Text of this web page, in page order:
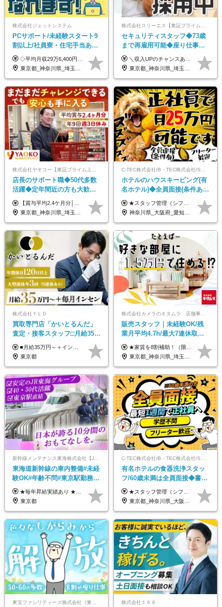
株式会社ジェットシステム
PCサポート/未経験スタート9
割以上/社員寮・住宅手当あり/
正社員デビューOK/20代～30
代活躍中/全国募集
◇平均月収29万6,400円(各種手当含む) ◇住宅手当⇒最大家賃の半額支給 ◇賞与年2回支給 ■月給22万5,000円以上＋地域手当＋時間外手当＋住宅手当＋家族手当 ※経験やスキルに応じて給与を決定します ※試用期間2ヶ月あり（期間内は時給1,060円以上となります） └地域により上がる可能性があり／例：東京都時給1,370円 └その他待遇に差異なし ＜モデル月収例＞ 1年目：296,400円 3年目：320,000円 【固定残業代について】 なし（残業代は、実際の労働時間に応じて別途全額支給）
東京都_神奈川県_埼玉県_千葉県_大阪府_愛知県_北海道_青森県_岩手県_宮城県_秋田県_山形県_福島県_茨城県_群馬県_新潟県_山梨県_長野県_富山県_石川県_静岡県_岐阜県_三重県_兵庫県_京都府_滋賀県_奈良県_和歌山県_広島県_岡山県_鳥取県_島根県_山口県_徳島県_香川県_愛媛県_高知県_福岡県_熊本県_佐賀県_長崎県_大分県_宮崎県_沖縄県
セキュリティスタッフ◆73歳
まで再雇用可能◆座り仕事中
心◆東証プライム上場G◆応
募者全員面接◆賞与年2回
＼収入UPのチャンスあり◎昇給も可能です！／ ◆正社員 月給(地域による）＋グレード手当、深夜手当、残業代（全額支給）等の各種手当＋賞与年2回 ＜東京都／神奈川県（横浜市）＞ 月給21万4000円～27万円 ＜埼玉県／千葉県＞ 月給19万90000円～25万1000円 ＜栃木県／茨城県／山梨県＞ 月給18万4000円～23万6000円 【試用期間】 正社員：3ヵ月 アルバイト：なし ※試用期間と本採用後の給与・待遇に差異はありません ※グレード手当、深夜手当の詳細額は面接にてご案内させていただきます ※正社員は60歳定年のため、60代の方は嘱託社員での採用です。給与条件は嘱託給与となり、退職金と賞与がありません ＼正社員は「グレード認定制」という評価あり！制度勤続年数等に応じて入社時から手当を支給／ ◆グレードI：＋2000円（入社時～） ◆グレードII：＋5000円（在籍1年以上＆当社基準に当てはまる方） ◆グレードIII：＋1万円（社内試験の合格者） ◆アルバイト・パート 東京都:時給1226円 神奈川県:時給1225円 千葉県：時給1140円 埼玉県:時給1141円 栃木県:1068円 茨城県:1074円 山梨県:1052円
東京都_神奈川県_埼玉県_千葉県_茨城県_栃木県_山梨県
店長のサポート職◆50代多数
活躍◆定年間近の方も大歓
迎！◆出勤はお昼から◆平均
賞与2.4ヶ月分◆残業少なめ
【賞与平均2.4ケ月分│決算賞与も20年以上連続で支給中！】 ＜月収例＞ 月収29万円（地域限定正社員／残業代・各種手当含む） 月収26万円（契約社員／残業代・各種手当含む） ◆月給：月給258,400円～361,500円＋残業代＋各種手当 ※給与は前職での経験、スキルを考慮し、決定します ※残業代は全額支給します ※契約社員としてご入社いただく方は、賞与額に差異あり。詳細は面接でお話しします ※試用期間3ヶ月あり。条件に変更はありません ※契約社員の場合：契約期間12カ月（更新あり） ※60歳未満でご入社いただいた方も、60歳になったタイミングで雇用形態は契約社員に切り替えとなります。
東京都_神奈川県_埼玉県_千葉県_茨城県_栃木県_群馬県
ホテルのハウスキーピング(有
名ホテル)◆全員面接(条件あ
り)◆未経験OK◆リゾート地
も選べる◆月25万円
★スタッフ管理（シフト調整など）の経験があれば【月給28万円以上】 ★賞与支給実績：基本給の2ヶ月分～3ヶ月分 ＝＝ライフスタイルに合わせて働き方を選べます＝＝ ■正社員 ＜未経験者＞月給25万円(寮なしの場合)～35万円＋賞与年2回 ＜経験者＞月給28万円～35万円＋賞与年2回 ※寮をご利用の場合は月給22万円～ ※経験やスキルに応じて決定します ※残業代全額支給 ※試用期間（3ヶ月間）中の雇用形態や待遇に差異はありません ※正社員の場合、転勤の可能性あり ■契約社員 月給22万円～＋残業代全額支給 ※契約社員の場合、賞与の支給および転勤の可能性はありません ※勤務時間や勤務日数の希望があればご相談に応じます ※試用期間なし ※契約の更新 有(勤務状況により判断する) 更新上限 有(通算契約期間の上限 1年/更新回数の上限 なし)
神奈川県_大阪府_愛知県_北海道_兵庫県_京都府_広島県_福岡県_大分県_宮崎県_鹿児島県_沖縄県
株式会社ＹＬＤ
買取専⾨店「かいとるんだ」
査定・接客スタッフ□⽉給35万
円以上＋毎⽉インセン□年休
120日以上□土日休み
■月給35万円～＋インセンティブ＋各種手当 ※固定残業代（月45時間分87,600円～）を含む。超過した場合は別途残業代を支給いたします ※経験・年齢などを考慮の上、決定します ※試用期間3ヶ月あり（待遇に変動なし）
東京都
株式会社カメラのキタムラ 店舗事業部【カメラのキタムラ】
販売スタッフ｜未経験OK/残
業月平均4.7h/最大7連休取得
可/全国募集/家賃8割を会社が
負担/賞与年2回
★家賃を8割補助！（限度額は地域により異なる） ※転勤による引っ越しが発生する場合 ＝＝＝＝＝＝＝＝＝＝＝＝＝＝＝＝＝＝＝＝＝＝＝ 例えば、家賃7.5万円なら6万円は会社で負担。 あなたが支払うのは、たったの1.5万円です！ 年間では自己負担額が約72万ほどお得になります！ ＝＝＝＝＝＝＝＝＝＝＝＝＝＝＝＝＝＝＝＝＝＝＝ 月給22万8,700円～26万3,100円＋賞与年2回（初回の支給は当社規定による）＋残業手当 ＜実際の給与例＞ *24歳:月給23万4,700円＋賞与年2回（初回の支給は当社規定による）＋残業手当＋諸手当 ※上記はあくまで参考月給です。ご経歴・年齢を考慮し、当社規定により決定します ※評価により昇給あり ※残業代は別途支給あり ※試用期間2ヶ月あり（期間中の給与・待遇に差異はありません） 【実在する社員の年収モデル】 年収530万円（30歳） 年収820万円（40歳） 【入社時の想定年収】 330万円～900万円
東京都_神奈川県_埼玉県_千葉県_大阪府_愛知県_北海道_青森県_宮城県_秋田県_山形県_茨城県_群馬県_新潟県_長野県_富山県_静岡県_三重県_兵庫県_京都府_広島県_岡山県_鳥取県_山口県_徳島県_香川県_愛媛県_福岡県_熊本県_佐賀県_長崎県_大分県_宮崎県_鹿児島県
新幹線メンテナンス東海株式会社【JR東海グループ】
東海道新幹線の車内整備#未経
験OK#年齢不問#東京駅勤務
#59歳まで正社員登用可＆登用
実績多数！
★毎年昇給実績あり ★入社3年で430万円も可(正社員登用された場合) ■入社時月収例：25万2840円(1万2040円×21日)＋賞与支給実績有（年2回・2025年度） 日給1万2040円 ※別途「超過勤務手当、祝繁手当、特殊手当」の支給有 ※試用期間中（2ヶ月）の待遇・雇用形態に差異はございません
東京都
有名ホテルの食器洗浄スタッ
フ/60歳未満は全員面接◆書類
選考なし◆ブランクOK◆月25
万～ ◆40～50代活躍
★スタッフ管理（シフト調整など）の経験があれば【月給28万円以上】 ★賞与支給実績：基本給の2ヶ月分～3ヶ月分 ＝＝ライフスタイルに合わせて働き方を選べます＝＝ ■正社員 ＜未経験者＞月給25万円～35万円＋賞与年2回 ＜経験者＞月給28万円～35万円＋賞与年2回 ※経験やスキルに応じて決定します ※残業代全額支給 ※試用期間（3ヶ月間）中の雇用形態や待遇に差異はありません ※正社員の場合、転勤の可能性あり ■契約社員 月給22万円～＋残業代全額支給 ※契約社員の場合、賞与の支給および転勤の可能性はありません ※勤務時間や勤務日数の希望があればご相談に応じます ※試用期間なし ※契約の更新 有(勤務状況により判断する) 更新上限 有(通算契約期間の上限 1年/更新回数の上限 なし)
東京都_神奈川県_大阪府_愛知県_北海道_京都府_福岡県_沖縄県
株式会社１６６